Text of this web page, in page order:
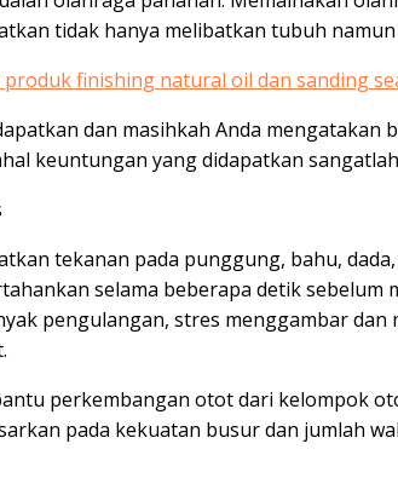
tidak hanya melibatkan tubuh
dan masihkah Anda mengatakan
keuntungan yang didapatkan
tekanan pada punggung, bahu,
selama beberapa detik sebelum
pengulangan, stres menggambar dan
perkembangan otot dari kelompok
pada kekuatan busur dan jumlah